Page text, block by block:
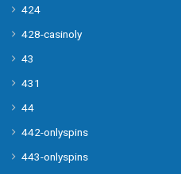
424
428-casinoly
43
431
44
442-onlyspins
443-onlyspins